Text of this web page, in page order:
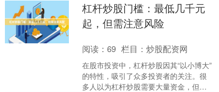
公司成为投资者最关心的问....
杠杆炒股门槛：最低几千元
起，但需注意风险
阅读：69 栏目：炒股配资网
在股市投资中，杠杆炒股因其“以小博大”
的特性，吸引了众多投资者的关注。很
多人以为杠杆炒股需要大量资金，但实